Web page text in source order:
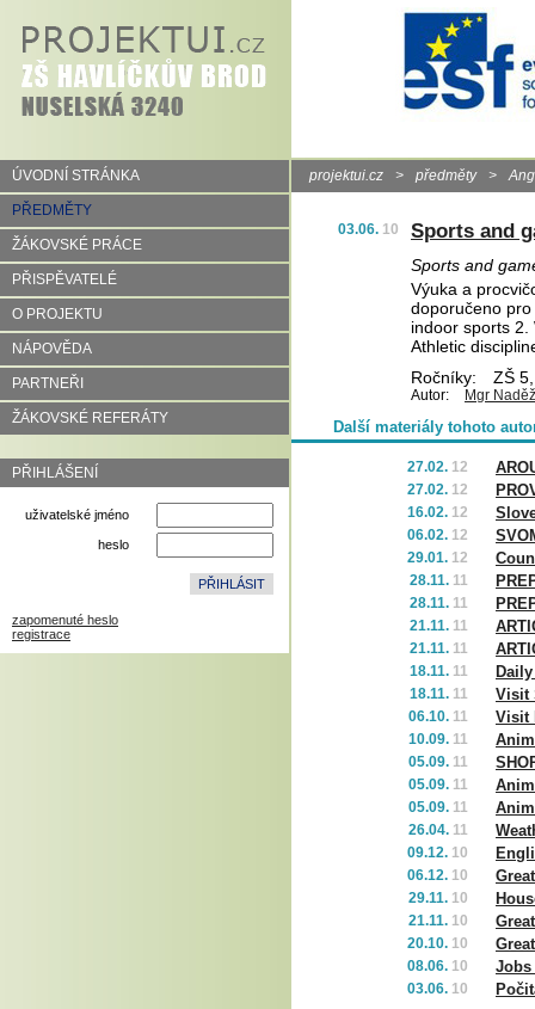
ÚVODNÍ STRÁNKA
PŘEDMĚTY
ŽÁKOVSKÉ PRÁCE
PŘISPĚVATELÉ
O PROJEKTU
NÁPOVĚDA
PARTNEŘI
ŽÁKOVSKÉ REFERÁTY
PŘIHLÁŠENÍ
uživatelské jméno
heslo
zapomenuté heslo
registrace
projektui.cz > předměty >
03.06. 10 Sports and
Sports and
Výuka a
doporučeno
indoor sports
Athletic
Ročníky:
ZŠ
Autor: Mgr
Další materiály tohoto
27.02. 12
27.02. 12
16.02. 12
06.02. 12
29.01. 12
28.11. 11
28.11. 11
21.11. 11
21.11. 11
18.11. 11
18.11. 11 Visit
06.10. 11 Visit
10.09. 11
05.09. 11
05.09. 11
05.09. 11
26.04. 11
09.12. 10
06.12. 10
29.11. 10
21.11. 10
20.10. 10
08.06. 10 Jobs
03.06. 10